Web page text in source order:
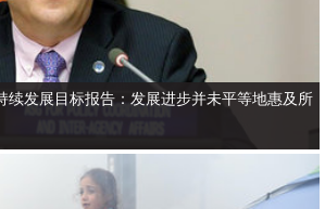
续发展目标报告：发展进步并未平等地惠及所